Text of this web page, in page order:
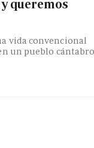
queremos
vida convencional
un pueblo